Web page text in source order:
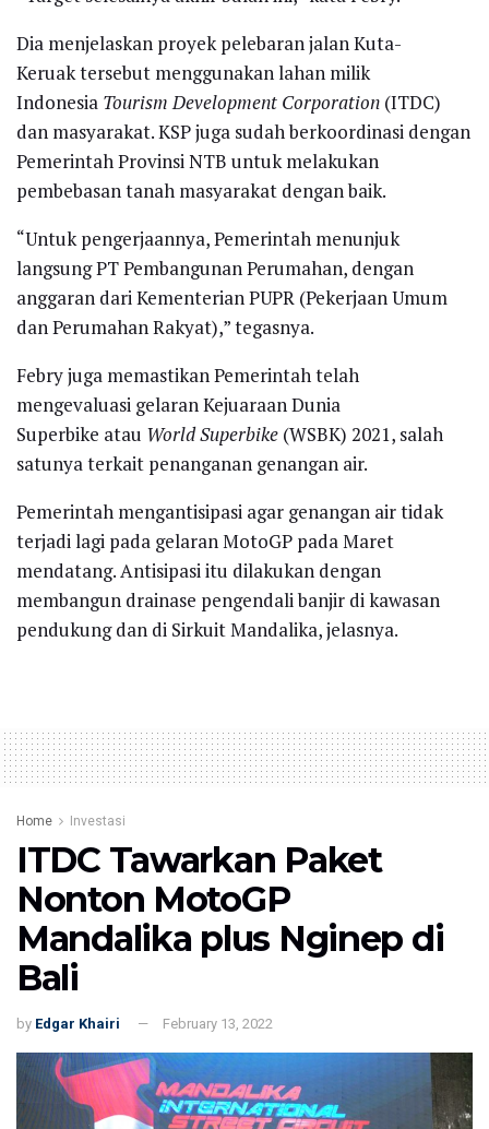
Dia menjelaskan proyek pelebaran jalan Kuta-
Keruak tersebut menggunakan lahan milik
Indonesia Tourism Development Corporation (ITDC)
dan masyarakat. KSP juga sudah berkoordinasi dengan
Pemerintah Provinsi NTB untuk melakukan
pembebasan tanah masyarakat dengan baik.
“Untuk pengerjaannya, Pemerintah menunjuk
langsung PT Pembangunan Perumahan, dengan
anggaran dari Kementerian PUPR (Pekerjaan Umum
dan Perumahan Rakyat),” tegasnya.
Febry juga memastikan Pemerintah telah
mengevaluasi gelaran Kejuaraan Dunia
Superbike atau World Superbike (WSBK) 2021, salah
satunya terkait penanganan genangan air.
Pemerintah mengantisipasi agar genangan air tidak
terjadi lagi pada gelaran MotoGP pada Maret
mendatang. Antisipasi itu dilakukan dengan
membangun drainase pengendali banjir di kawasan
pendukung dan di Sirkuit Mandalika, jelasnya.
Home Investasi
ITDC Tawarkan Paket
Nonton MotoGP
Mandalika plus Nginep di
Bali
by Edgar Khairi February 13, 2022